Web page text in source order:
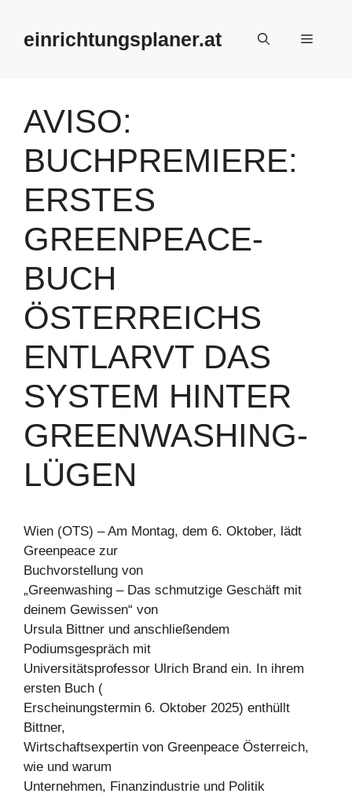
springeneinrichtungsplaner.at Menü
AVISO:
BUCHPREMIERE:
ERSTES
GREENPEACE-
BUCH
ÖSTERREICHS
ENTLARVT DAS
SYSTEM HINTER
GREENWASHING-
LÜGEN
Wien (OTS) – Am Montag, dem 6. Oktober, lädt
Greenpeace zur
Buchvorstellung von
„Greenwashing – Das schmutzige Geschäft mit
deinem Gewissen“ von
Ursula Bittner und anschließendem
Podiumsgespräch mit
Universitätsprofessor Ulrich Brand ein. In ihrem
ersten Buch (
Erscheinungstermin 6. Oktober 2025) enthüllt
Bittner,
Wirtschaftsexpertin von Greenpeace Österreich,
wie und warum
Unternehmen, Finanzindustrie und Politik